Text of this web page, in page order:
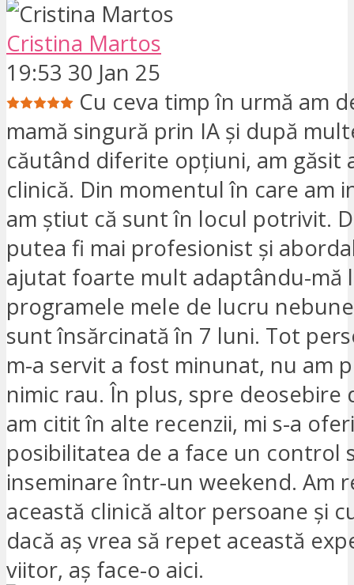
Cristina Martos
19:53 30 Jan 25
Cu ceva timp în urmă am
mamă singură prin IA și după
căutând diferite opțiuni, am găsit
clinică. Din momentul în care am
am știut că sunt în locul potrivit.
putea fi mai profesionist și
ajutat foarte mult adaptându-mă
programele mele de lucru
sunt însărcinată în 7 luni. Tot
m-a servit a fost minunat, nu am
nimic rau. În plus, spre deosebire
am citit în alte recenzii, mi s-a
posibilitatea de a face un control
inseminare într-un weekend. Am
această clinică altor persoane și
dacă aș vrea să repet această
viitor, aș face-o aici.